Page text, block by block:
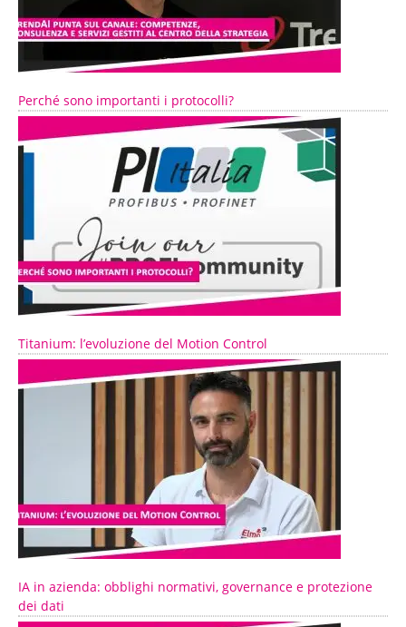
Perché sono importanti i protocolli?
Titanium: l’evoluzione del Motion Control
IA in azienda: obblighi normativi, governance e protezione
dei dati